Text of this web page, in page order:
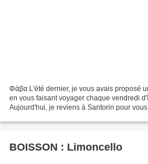
Φάβα L'été dernier, je vous avais proposé
en vous faisant voyager chaque vendredi
Aujourd'hui, je reviens à Santorin pour
BOISSON : Limoncello